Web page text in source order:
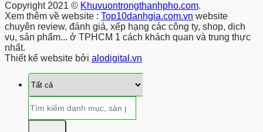
Copyright 2021 © Khuvuontrongthanhpho.com.
Xem thêm về website : Top10danhgia.com.vn website
chuyên review, đánh giá, xếp hạng các công ty, shop, dịch
vụ, sản phẩm... ở TPHCM 1 cách khách quan và trung thực
nhất.
Thiết kế website bởi alodigital.vn
kiếm: